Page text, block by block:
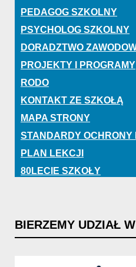
PEDAGOG SZKOLNY
PSYCHOLOG SZKOLNY
DORADZTWO
PROJEKTY I PROGRAMY
RODO
KONTAKT ZE SZKOŁĄ
MAPA STRONY
STANDARDY OCHRONY
PLAN LEKCJI
80LECIE SZKOŁY
BIERZEMY UDZIAŁ W